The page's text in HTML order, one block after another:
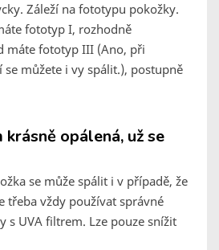
Záleží na fototypu pokožky.
fototyp I, rozhodně
máte fototyp III (Ano, při
můžete i vy spálit.), postupně
krásně opálená, už se
se může spálit i v případě, že
třeba vždy používat správné
s UVA filtrem. Lze pouze snížit